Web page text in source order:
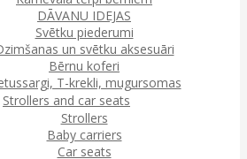
DĀVANU IDEJAS
Svētku piederumi
un svētku aksesuāri
Bērnu koferi
T-krekli, mugursomas
Strollers and car seats
Strollers
Baby carriers
Car seats